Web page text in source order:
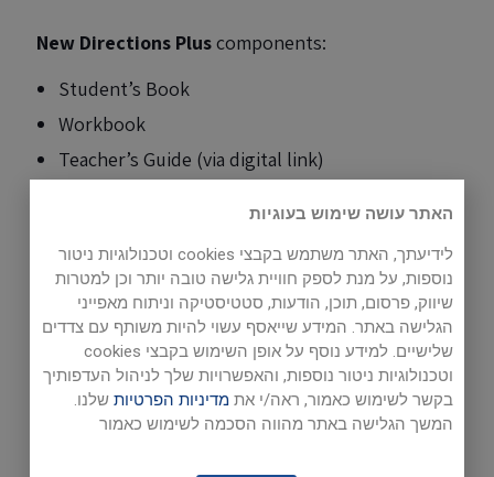
New Directions Pluscomponents:
Student’s Book
Workbook
Teacher’s Guide (via digital link)
Digital Version
Digital Extra (valid for one year from activation)
Sample Unit
האתר עושה שימוש בעוגיות
לידיעתך, האתר משתמש בקבצי cookies וטכנולוגיות ניטור
נוספות, על מנת לספק חוויית גלישה טובה יותר וכן למטרות
שיווק, פרסום, תוכן, הודעות, סטטיסטיקה וניתוח מאפייני
הגלישה באתר. המידע שייאסף עשוי להיות משותף עם צדדים
שלישיים. למידע נוסף על אופן השימוש בקבצי cookies
וטכנולוגיות ניטור נוספות, והאפשרויות שלך לניהול העדפותיך
בקשר לשימוש כאמור, ראה/י את מדיניות הפרטיותשלנו.
המשך הגלישה באתר מהווה הסכמה לשימוש כאמור